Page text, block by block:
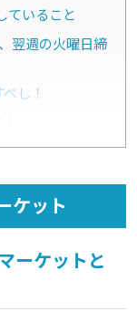
ていること
翌週の火曜日締
し！
い物しよう！
ケット
ーケットと